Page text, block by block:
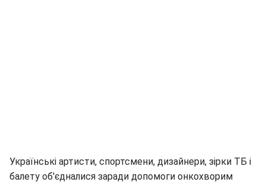
Українські артисти, спортсмени, дизайнери, зірки ТБ і
балету об'єдналися заради допомоги онкохворим